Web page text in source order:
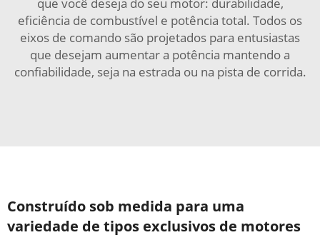
eficiência de combustível e potência total. Todos os
eixos de comando são projetados para entusiastas
que desejam aumentar a potência mantendo a
confiabilidade, seja na estrada ou na pista de corrida.
Construído sob medida para uma
variedade de tipos exclusivos de motores